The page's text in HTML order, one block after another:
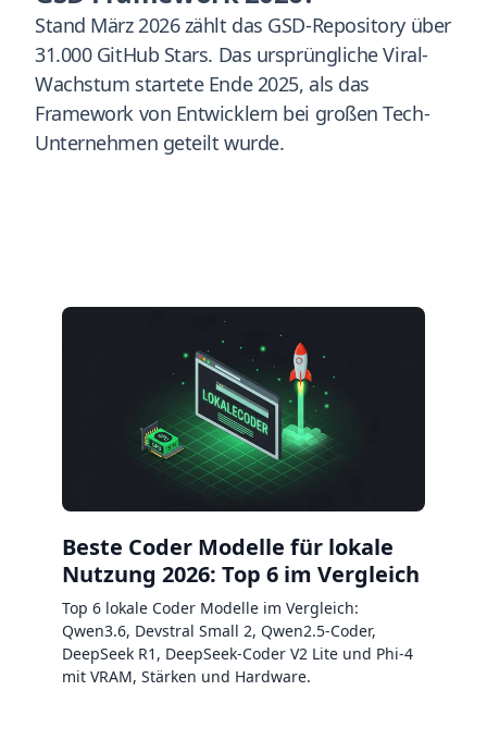
Stand März 2026 zählt das GSD-Repository über
31.000 GitHub Stars. Das ursprüngliche Viral-
Wachstum startete Ende 2025, als das
Framework von Entwicklern bei großen Tech-
Unternehmen geteilt wurde.
Beste Coder Modelle für lokale
Nutzung 2026: Top 6 im Vergleich
Top 6 lokale Coder Modelle im Vergleich:
Qwen3.6, Devstral Small 2, Qwen2.5-Coder,
DeepSeek R1, DeepSeek-Coder V2 Lite und Phi-4
mit VRAM, Stärken und Hardware.